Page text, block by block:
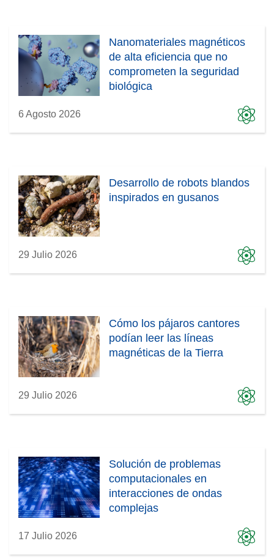
Nanomateriales magnéticos
de alta eficiencia que no
comprometen la seguridad
biológica
6 Agosto 2026
Desarrollo de robots blandos
inspirados en gusanos
29 Julio 2026
Cómo los pájaros cantores
podían leer las líneas
magnéticas de la Tierra
29 Julio 2026
Solución de problemas
computacionales en
interacciones de ondas
complejas
17 Julio 2026